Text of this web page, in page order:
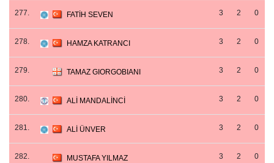
277. FATİH SEVEN 3 2 0
278. HAMZA KATRANCI 3 2 0
279. TAMAZ GIORGOBIANI 3 2 0
280. ALİ MANDALİNCİ 3 2 0
281. ALİ ÜNVER 3 2 0
282. MUSTAFA YILMAZ 3 2 0